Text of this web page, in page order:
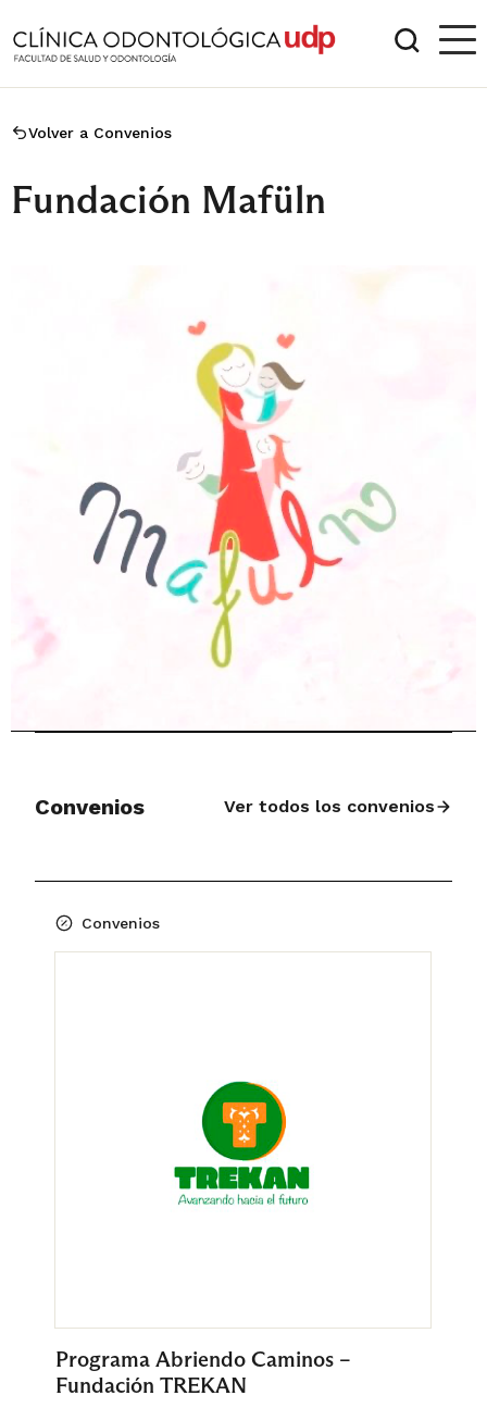
Volver a Convenios
Fundación Mafüln
Convenios Ver todos los convenios
Convenios
Programa Abriendo Caminos –
Fundación TREKAN